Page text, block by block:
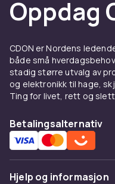
Oppdag
CDON er Nordens
både små
stadig større utvalg av
og elektronikk til hage,
Ting for livet, rett og slett.
Betalingsalternativ
Hjelp og informasjon